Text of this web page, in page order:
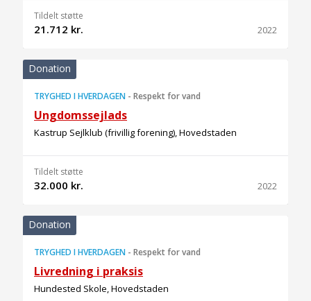
Tildelt støtte
21.712 kr. 2022
Donation
TRYGHED I HVERDAGEN - Respekt for vand
Ungdomssejlads
Kastrup Sejlklub (frivillig forening), Hovedstaden
Tildelt støtte
32.000 kr. 2022
Donation
TRYGHED I HVERDAGEN - Respekt for vand
Livredning i praksis
Hundested Skole, Hovedstaden